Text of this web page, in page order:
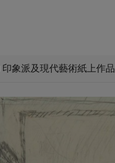
印象派及現代藝術紙上作品